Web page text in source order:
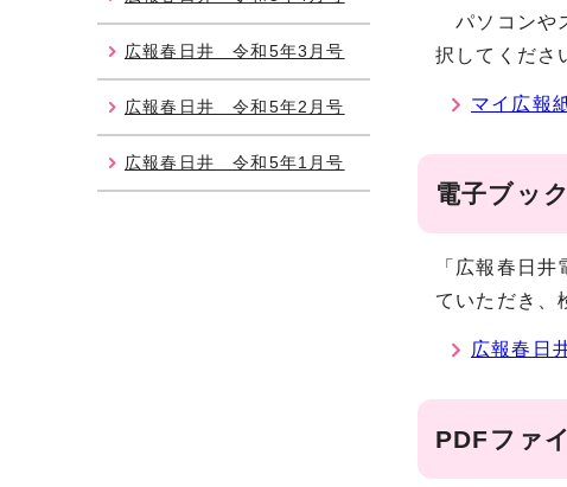
パソコンや
択してくださ
マイ広報
電子ブッ
「広報春日
ていただき、
広報春日
PDFファ
広報春日井 令和5年3月号
広報春日井 令和5年2月号
広報春日井 令和5年1月号